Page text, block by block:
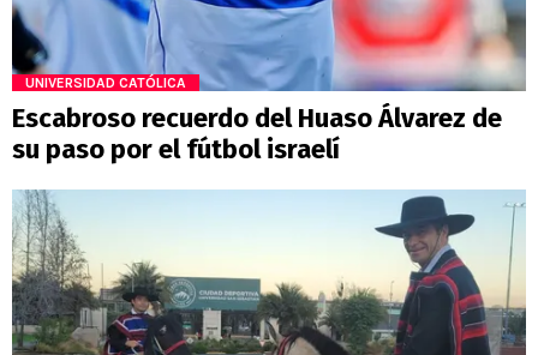
UNIVERSIDAD CATÓLICA
Escabroso recuerdo del Huaso Álvarez de
su paso por el fútbol israelí